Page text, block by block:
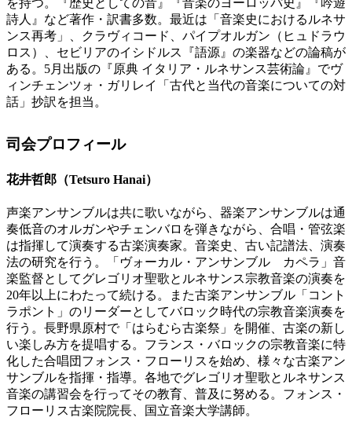
を持つ。『歴史としての音』『音楽のヨーロッパ史』『吟遊
詩人』など著作・訳書多数。最近は「音楽史におけるルネサ
ンス再考」、クラヴィコード、パイプオルガン（ヒュドラウ
ロス）、セビリアのイシドルス『語源』の楽器などの論稿が
ある。5月出版の『原典 イタリア・ルネサンス芸術論』でヴ
ィンチェンツォ・ガリレイ「古代と当代の音楽についての対
話」抄訳を担当。
司会プロフィール
花井哲郎（Tetsuro Hanai）
声楽アンサンブルは共に歌いながら、器楽アンサンブルは通
奏低音のオルガンやチェンバロを弾きながら、合唱・管弦楽
は指揮して演奏する古楽演奏家。音楽史、古い記譜法、演奏
法の研究を行う。「ヴォーカル・アンサンブル カペラ」音
楽監督としてグレゴリオ聖歌とルネサンス宗教音楽の演奏を
20年以上にわたって続ける。また古楽アンサンブル「コント
ラポント」のリーダーとしてバロック時代の宗教音楽演奏を
行う。長野県原村で「はらむら古楽祭」を開催、古楽の新し
い楽しみ方を提唱する。フランス・バロックの宗教音楽に特
化した合唱団フォンス・フローリスを始め、様々な古楽アン
サンブルを指揮・指導。各地でグレゴリオ聖歌とルネサンス
音楽の講習会を行ってその教育、普及に努める。フォンス・
フローリス古楽院院長、国立音楽大学講師。